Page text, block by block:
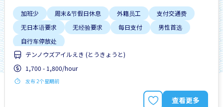
加班少 周末&节假日休息 外籍员工
支付交通费
无日本语要求
无经验要求 每日支付
男性首选
自行车停放处
テンノウズアイルえき (とうきょうと)
1,700 - 1,800/hour
发布 2个星期前
查看更多